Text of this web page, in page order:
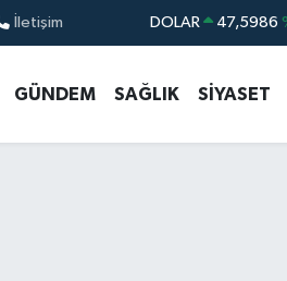
İletişim DOLAR 47,5986
STERLİN 64,2438
GRAM ALTIN 6513.94
GÜNDEM SAĞLIK SİYASET